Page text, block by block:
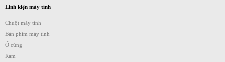
Linh kiện máy tính
Chuột máy tính
Bàn phím máy tinh
Ổ cứng
Ram